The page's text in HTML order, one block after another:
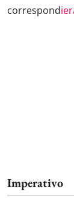
correspond
Imperativo